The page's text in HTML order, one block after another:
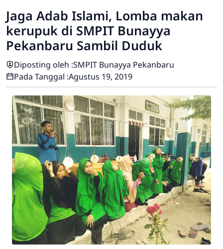
Jaga Adab Islami, Lomba makan
kerupuk di SMPIT Bunayya
Pekanbaru Sambil Duduk
Diposting oleh :SMPIT Bunayya Pekanbaru
Pada Tanggal :Agustus 19, 2019